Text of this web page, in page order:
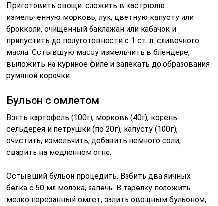
Приготовить овощи: сложить в кастрюлю
измельченную морковь, лук, цветную капусту или
брокколи, очищенный баклажан или кабачок и
припустить до полуготовности с 1 ст. л. сливочного
масла. Остывшую массу измельчить в блендере,
выложить на куриное филе и запекать до образования
румяной корочки.
Бульон с омлетом
Взять картофель (100г), морковь (40г), корень
сельдерея и петрушки (по 20г), капусту (100г),
очистить, измельчить, добавить немного соли,
сварить на медленном огне.
Остывший бульон процедить. Взбить два яичных
белка с 50 мл молока, запечь. В тарелку положить
мелко порезанный омлет, залить овощным бульоном,